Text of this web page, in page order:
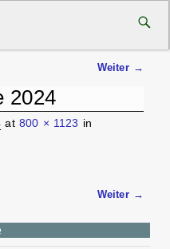
Weiter →
2024
at800 × 1123 in
Weiter →